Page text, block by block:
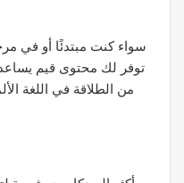
سواء كنت مبتدئًا أو في
توفر لك محتوى قيم
من الطلاقة في اللغة